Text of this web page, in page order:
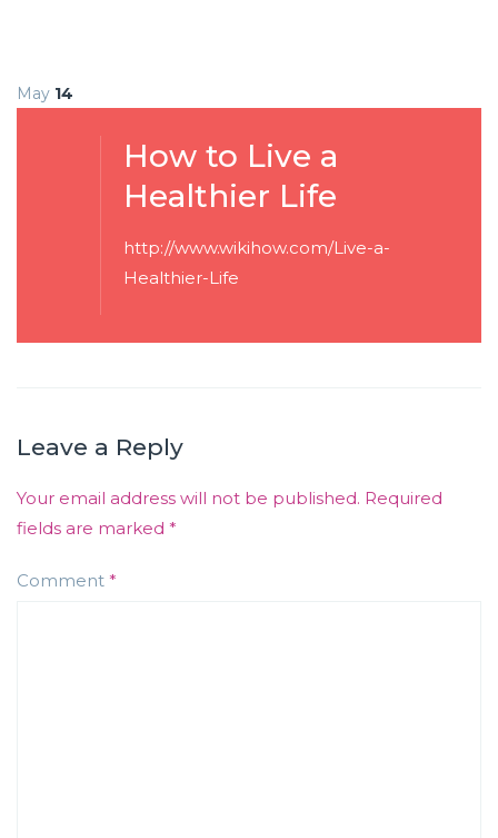
May 14
How to Live a
Healthier Life
http://www.wikihow.com/Live-a-
Healthier-Life
Leave a Reply
Your email address will not be published. Required
fields are marked *
Comment *